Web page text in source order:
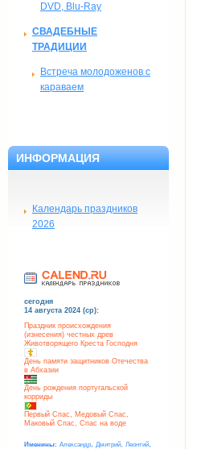
DVD, Blu-Ray
СВАДЕБНЫЕ
ТРАДИЦИИ
Встреча молодоженов с
караваем
ИНФОРМАЦИЯ
Календарь праздников
2026
сегодня
14 августа 2024 (ср):
Праздник происхождения
(изнесения) честных древ
Животворящего Креста Господня
День памяти защитников Отечества
в Абхазии
День рождения португальской
корриды
Первый Спас, Медовый Спас,
Маковый Спас, Спас на воде
Именины: Александр Дмитрий Леонтий